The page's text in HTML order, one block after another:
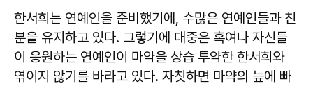
한서희는 연예인을 준비했기에, 수많은 연예인들과 친
분을 유지하고 있다. 그렇기에 대중은 혹여나 자신들
이 응원하는 연예인이 마약을 상습 투약한 한서희와
엮이지 않기를 바라고 있다. 자칫하면 마약의 늪에 빠